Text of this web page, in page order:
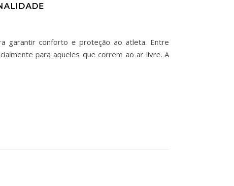
garantir conforto e proteção ao atleta. Entre
para aqueles que correm ao ar livre. A